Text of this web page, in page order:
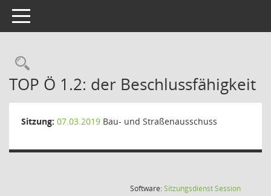
Toggle navigation
Rechercheauswahl
TOP Ö 1.2: der Beschlussfähigkeit
Sitzung: 07.03.2019 Bau- und Straßenausschuss
Software:SitzungsdienstSession(Wird in